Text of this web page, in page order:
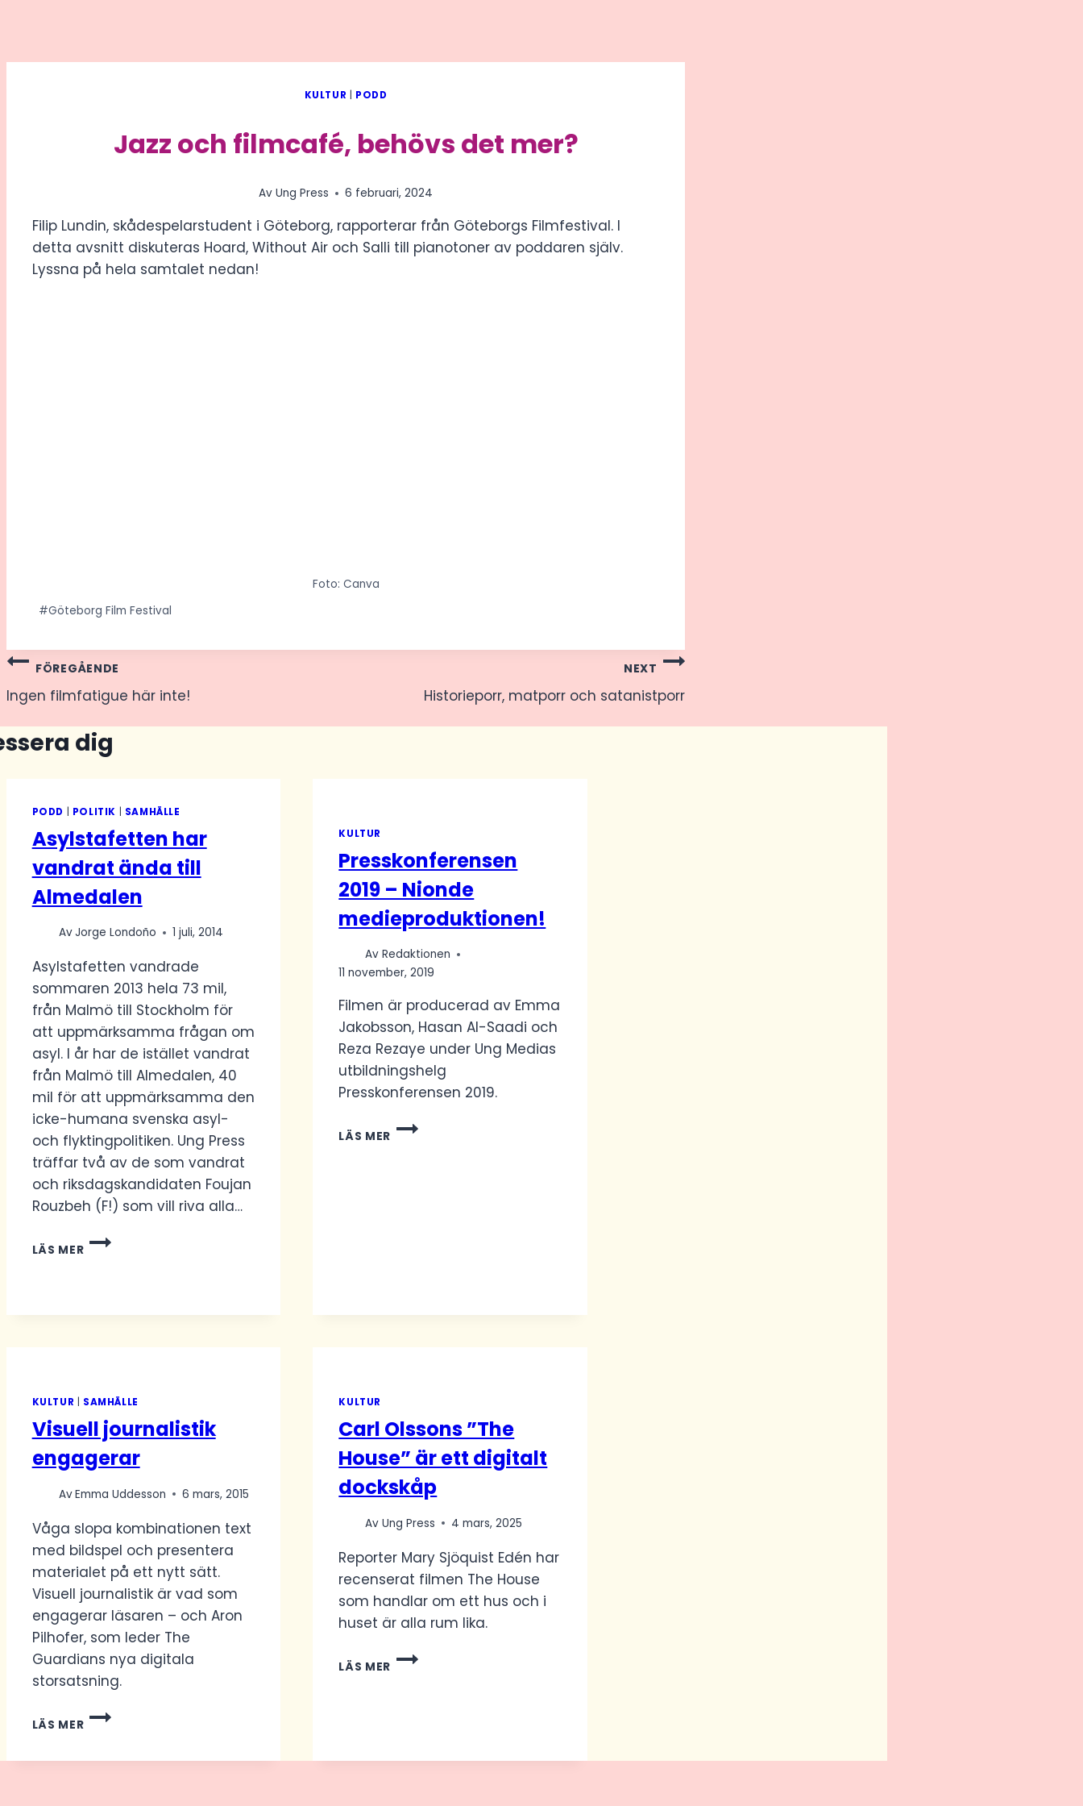
KULTUR PODD
Jazz och filmcafé, behövs det mer?
Av Ung Press 6 februari, 2024
Filip Lundin, skådespelarstudent i Göteborg, rapporterar från Göteborgs Filmfestival. I
detta avsnitt diskuteras Hoard, Without Air och Salli till pianotoner av poddaren själv.
Lyssna på hela samtalet nedan!
Foto: Canva
Post
#Göteborg Film Festival
Inläggsnavigering
FÖREGÅENDE
Ingen filmfatigue här inte!
NEXT
Historieporr, matporr och satanistporr
dig
PODD POLITIK SAMHÄLLE
Asylstafetten har
vandrat ända till
Almedalen
AvJorge Londoño 1 juli, 2014
Asylstafetten vandrade
sommaren 2013 hela 73 mil,
från Malmö till Stockholm för
att uppmärksamma frågan om
asyl. I år har de istället vandrat
från Malmö till Almedalen, 40
mil för att uppmärksamma den
icke-humana svenska asyl-
och flyktingpolitiken. Ung Press
träffar två av de som vandrat
och riksdagskandidaten Foujan
Rouzbeh (F!) som vill riva alla…
LÄS MER
ASYLSTAFETTEN
HAR
KULTUR
Presskonferensen
2019 – Nionde
medieproduktionen!
Av Redaktionen
11 november, 2019
Filmen är producerad av Emma
Jakobsson, Hasan Al-Saadi och
Reza Rezaye under Ung Medias
utbildningshelg
Presskonferensen 2019.
LÄS MER
PRESSKONFERENSEN
KULTUR SAMHÄLLE
Visuell journalistik
engagerar
AvEmma Uddesson 6 mars, 2015
Våga slopa kombinationen text
med bildspel och presentera
materialet på ett nytt sätt.
Visuell journalistik är vad som
engagerar läsaren – och Aron
Pilhofer, som leder The
Guardians nya digitala
storsatsning.
LÄS MER
VISUELL
JOURNALISTIK
KULTUR
Carl Olssons ”The
House” är ett digitalt
dockskåp
Av Ung Press 4 mars, 2025
Reporter Mary Sjöquist Edén har
recenserat filmen The House
som handlar om ett hus och i
huset är alla rum lika.
LÄS MER
CARL
DIGITALT